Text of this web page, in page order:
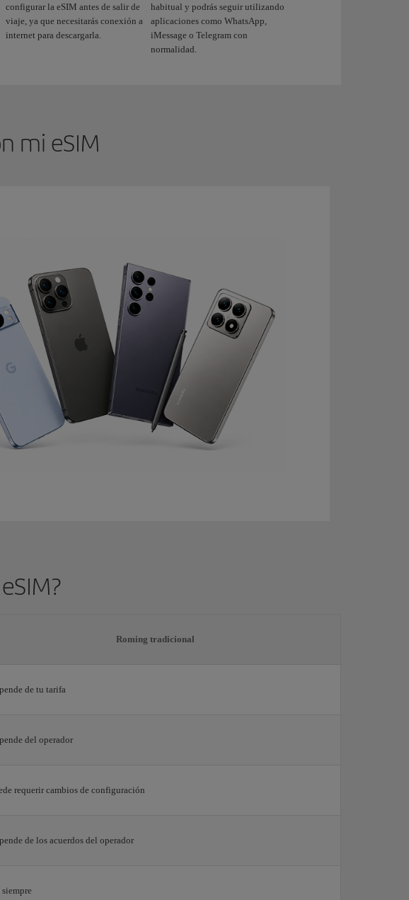
configurar la eSIM antes de salir de
viaje, ya que necesitarás conexión a
internet para descargarla.
habitual y podrás seguir utilizando
aplicaciones como WhatsApp,
iMessage o Telegram con
normalidad.
mi eSIM
Roming tradicional
de tu tarifa
del operador
requerir cambios de configuración
de los acuerdos del operador